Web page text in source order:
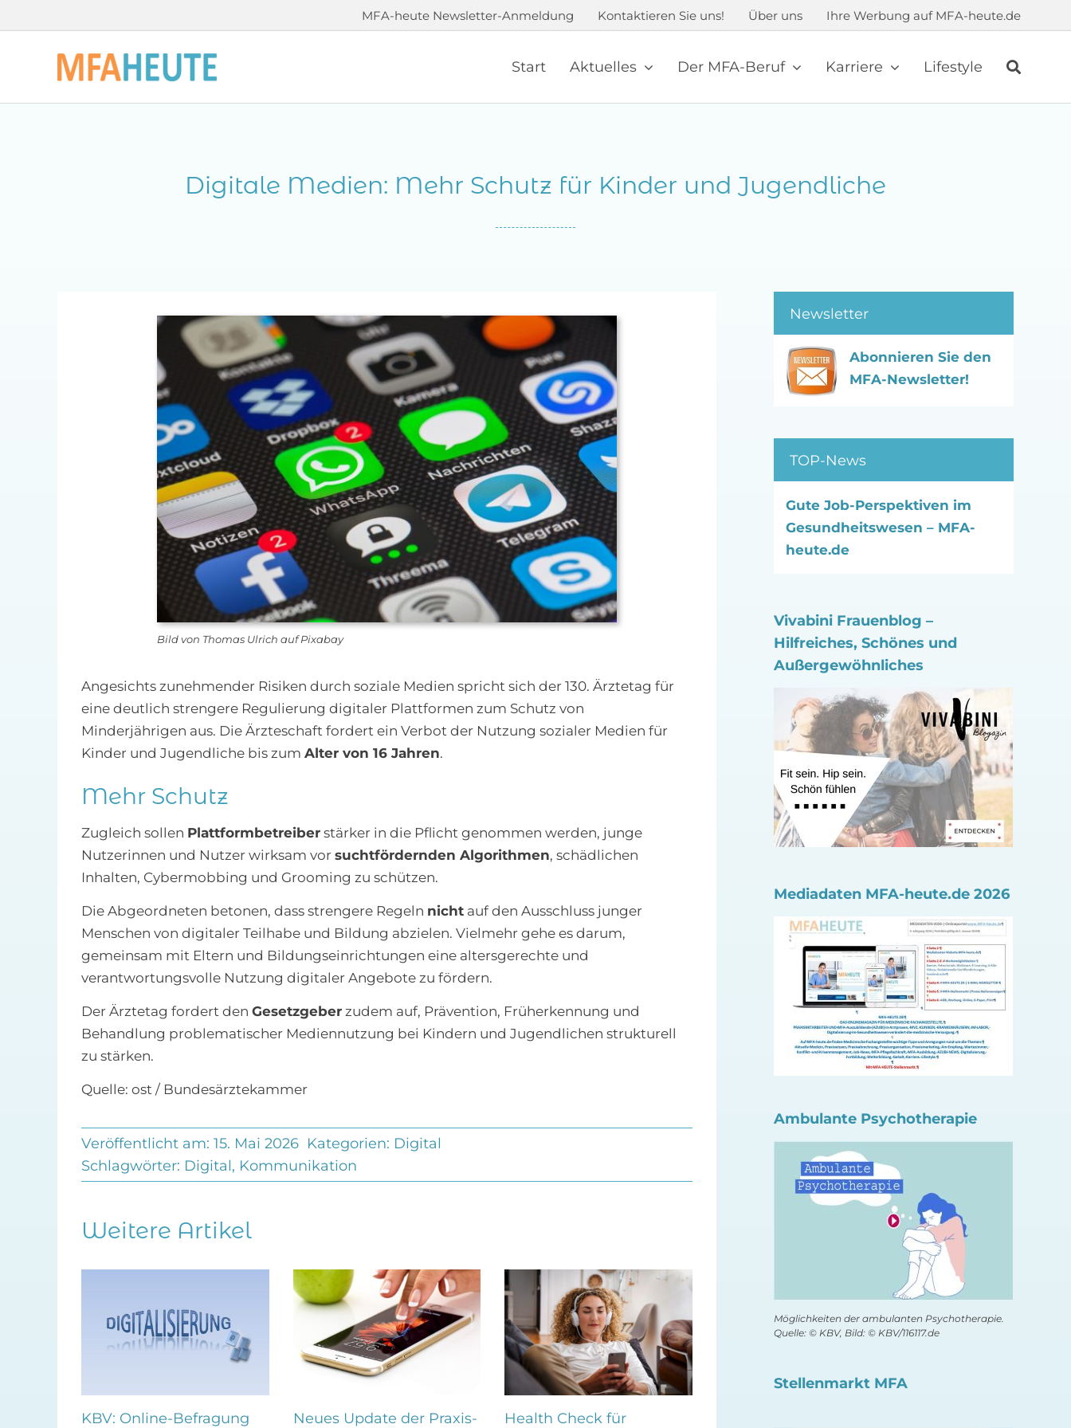
Inhalt
springen
MFA-heute Newsletter-Anmeldung Kontaktieren Sie uns! Über uns Ihre Werbung auf MFA-heute.de
Start Aktuelles Der MFA-Beruf Karriere Lifestyle
Digitale Medien: Mehr Schutz für Kinder und Jugendliche
Bild von Thomas Ulrich auf Pixabay
Angesichts zunehmender Risiken durch soziale Medien spricht sich der 130. Ärztetag für
eine deutlich strengere Regulierung digitaler Plattformen zum Schutz von
Minderjährigen aus. Die Ärzteschaft fordert ein Verbot der Nutzung sozialer Medien für
Kinder und Jugendliche bis zum Alter von 16 Jahren.
Mehr Schutz
Zugleich sollen Plattformbetreiberstärker in die Pflicht genommen werden, junge
Nutzerinnen und Nutzer wirksam vor suchtfördernden Algorithmen, schädlichen
Inhalten, Cybermobbing und Grooming zu schützen.
Die Abgeordneten betonen, dass strengere Regeln nichtauf den Ausschluss junger
Menschen von digitaler Teilhabe und Bildung abzielen. Vielmehr gehe es darum,
gemeinsam mit Eltern und Bildungseinrichtungen eine altersgerechte und
verantwortungsvolle Nutzung digitaler Angebote zu fördern.
Der Ärztetag fordert den Gesetzgeberzudem auf, Prävention, Früherkennung und
Behandlung problematischer Mediennutzung bei Kindern und Jugendlichen strukturell
zu stärken.
Quelle: ost / Bundesärztekammer
Veröffentlicht am: 15. Mai 2026 Kategorien: Digital
Schlagwörter: Digital, Kommunikation
Weitere Artikel
KBV: Online-Befragung
Neues Update der Praxis-
Health Check für
Newsletter
Abonnieren Sie den
MFA-Newsletter!
TOP-News
Gute Job-Perspektiven im
Gesundheitswesen – MFA-
heute.de
Vivabini Frauenblog –
Hilfreiches, Schönes und
Außergewöhnliches
Mediadaten MFA-heute.de 2026
Ambulante Psychotherapie
Möglichkeiten der ambulanten Psychotherapie.
Quelle: © KBV, Bild: © KBV/116117.de
Stellenmarkt MFA